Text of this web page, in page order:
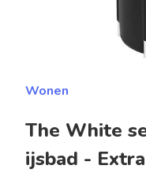
Wonen
The White
ijsbad -